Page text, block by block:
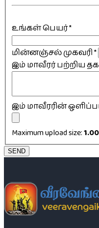
உங்கள் பெயர்*
மின்னஞ்சல் முகவரி*
இம் மாவீரர் பற்றிய
இம் மாவீரரின்
Maximum upload size:
SEND